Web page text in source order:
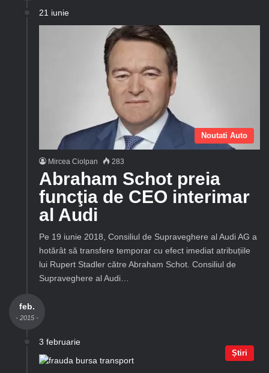
21 iunie
Noutati Auto
Mircea Ciolpan 283
Abraham Schot preia
funcţia de CEO interimar
al Audi
Pe 19 iunie 2018, Consiliul de Supraveghere al Audi AG a
hotărât să transfere temporar cu efect imediat atribuțiile
lui Rupert Stadler către Abraham Schot. Consiliul de
Supraveghere al Audi…
feb.
- 2015 -
3 februarie
Știri